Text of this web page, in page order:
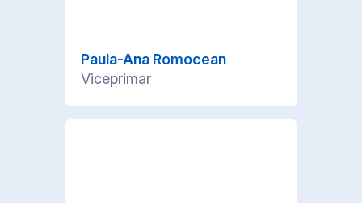
Paula-Ana Romocean
Viceprimar